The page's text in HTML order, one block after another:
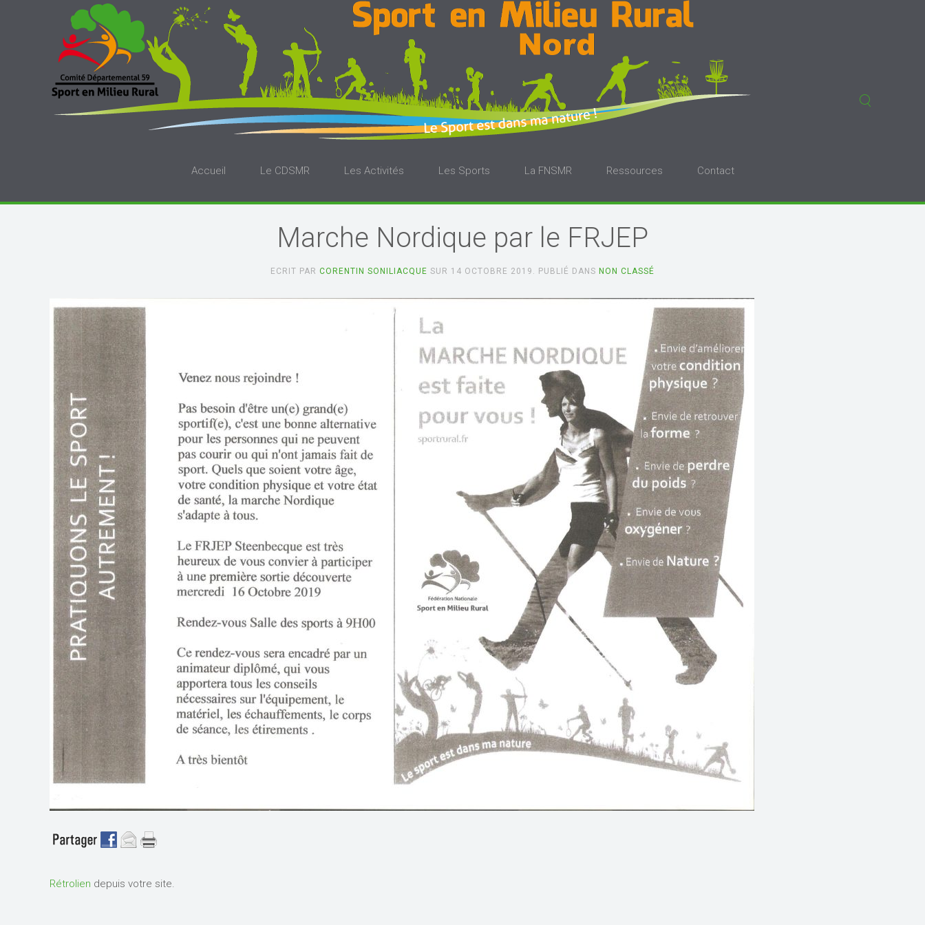
Accueil Le CDSMR Les Activités Les Sports La FNSMR Ressources Contact
Marche Nordique par le FRJEP
ECRIT PAR CORENTIN SONILIACQUE SUR 14 OCTOBRE 2019 . PUBLIÉ DANS NON CLASSÉ
Rétrolien depuis votre site.